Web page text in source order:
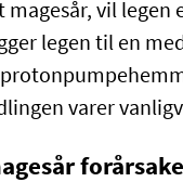
vil
legen til en
varer